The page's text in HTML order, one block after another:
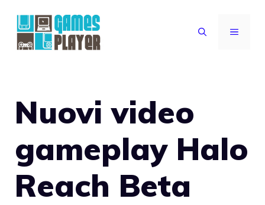
contenuto
MENU
Nuovi video
gameplay Halo
Reach Beta